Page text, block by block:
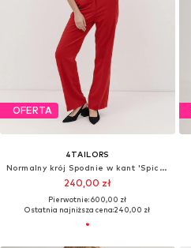
OFERTA
4TAILORS
Normalny krój Spodnie w kant 'Spice it Up'
240,00 zł
Pierwotnie: 600,00 zł
Ostatnia najniższa cena:240,00 zł